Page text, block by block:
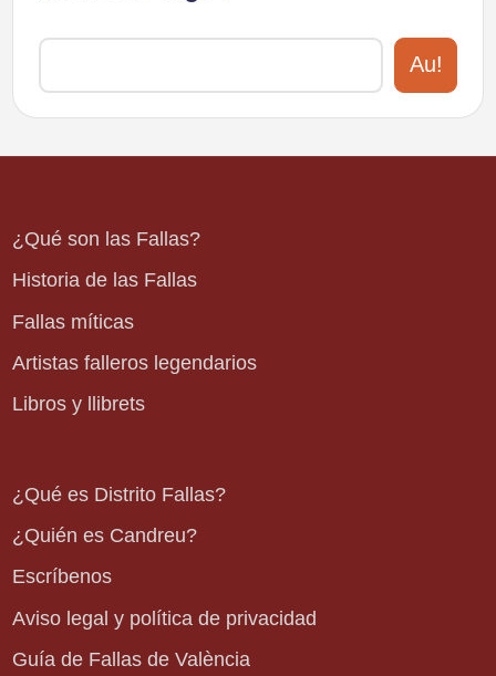
Au!
¿Qué son las Fallas?
Historia de las Fallas
Fallas míticas
Artistas falleros legendarios
Libros y llibrets
¿Qué es Distrito Fallas?
¿Quién es Candreu?
Escríbenos
Aviso legal y política de privacidad
Guía de Fallas de València